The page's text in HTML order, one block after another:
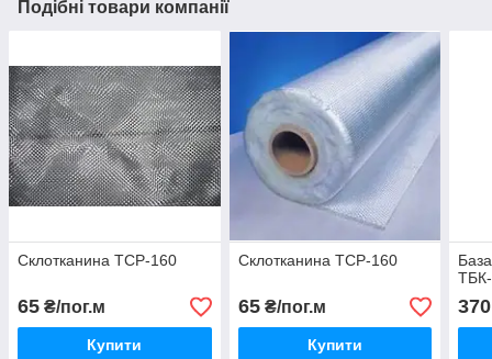
Подібні товари компанії
Склотканина ТСР-160
65 ₴/пог.м
Купити
Склотканина ТСР-160
65₴/пог.м
Купити
370